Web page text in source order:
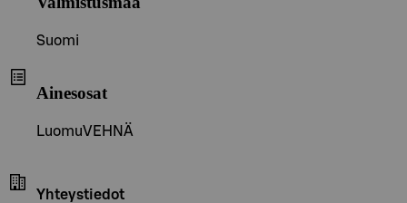
Suomi
Ainesosat
LuomuVEHNÄ
Yhteystiedot